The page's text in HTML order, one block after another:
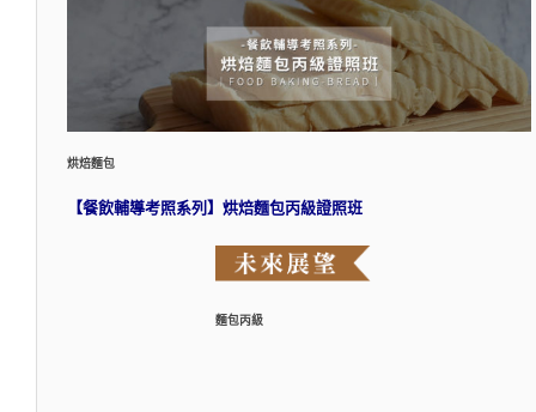
烘焙麵包
【餐飲輔導考照系列】烘焙麵包丙級證照班
麵包丙級